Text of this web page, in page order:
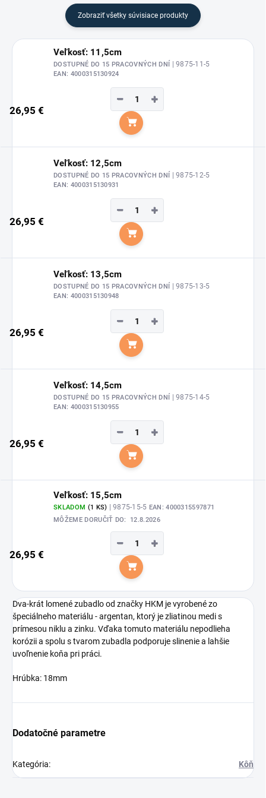
Zobraziť všetky súvisiace produkty
Veľkosť: 11,5cm
DOSTUPNÉ DO 15 PRACOVNÝCH DNÍ | 9875-11-5
EAN: 4000315130924
26,95 €
+
−
Do košíka
Veľkosť: 12,5cm
DOSTUPNÉ DO 15 PRACOVNÝCH DNÍ | 9875-12-5
EAN: 4000315130931
26,95 €
+
−
Do košíka
Veľkosť: 13,5cm
DOSTUPNÉ DO 15 PRACOVNÝCH DNÍ | 9875-13-5
EAN: 4000315130948
26,95 €
+
−
Do košíka
Veľkosť: 14,5cm
DOSTUPNÉ DO 15 PRACOVNÝCH DNÍ | 9875-14-5
EAN: 4000315130955
26,95 €
+
−
Do košíka
Veľkosť: 15,5cm
SKLADOM (1 KS) | 9875-15-5 EAN: 4000315597871
MÔŽEME DORUČIŤ DO:
12.8.2026
26,95 €
+
−
Do košíka
Dva-krát lomené zubadlo od značky HKM je vyrobené zo
špeciálneho materiálu - argentan, ktorý je zliatinou medi s
prímesou niklu a zinku. Vďaka tomuto materiálu nepodlieha
korózii a spolu s tvarom zubadla podporuje slinenie a lahšie
uvoľnenie koňa pri práci.
Hrúbka: 18mm
Dodatočné parametre
Kategória: Kôň